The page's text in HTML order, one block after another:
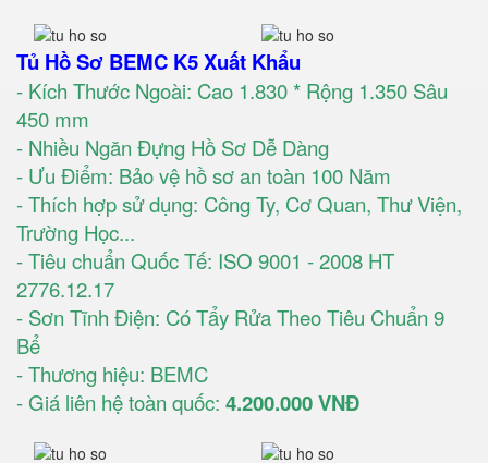
Tủ Hồ Sơ BEMC K5 Xuất Khẩu
- Kích Thước Ngoài: Cao 1.830 * Rộng 1.350 Sâu
450 mm
- Nhiều Ngăn Đựng Hồ Sơ Dễ Dàng
- Ưu Điểm: Bảo vệ hồ sơ an toàn 100 Năm
- Thích hợp sử dụng: Công Ty, Cơ Quan, Thư Viện,
Trường Học...
- Tiêu chuẩn Quốc Tế: ISO 9001 - 2008 HT
2776.12.17
- Sơn Tĩnh Điện: Có Tẩy Rửa Theo Tiêu Chuẩn 9
Bể
- Thương hiệu: BEMC
- Giá liên hệ toàn quốc: 4.200.000 VNĐ